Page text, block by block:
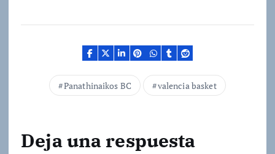
g
.
Panathinaikos BC valencia basket
Deja una respuesta